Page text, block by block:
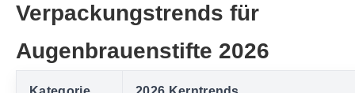
Verpackungstrends für
Augenbrauenstifte 2026